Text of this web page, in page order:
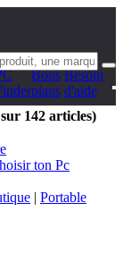
Bons
plans
Besoin
d'aide
142 articles)
ton Pc
| Portable